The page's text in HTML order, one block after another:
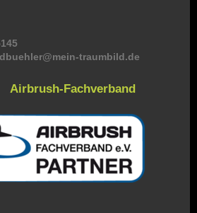
traumbild.de
Fachverband